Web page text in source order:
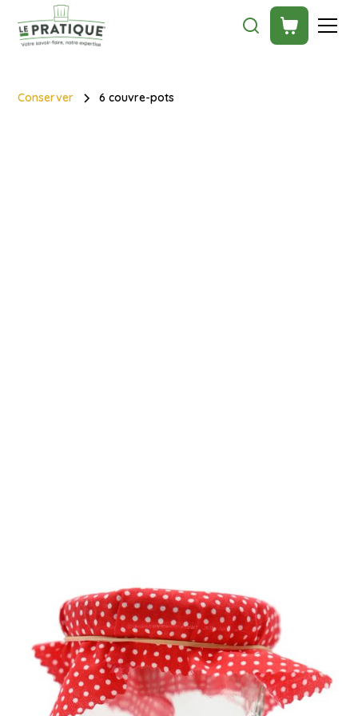
Conserver 6 couvre-pots
6 couvre-pots
Des couvre-pots en tissu pour conserver le meilleur de
vos confitures !